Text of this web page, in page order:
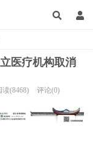
医疗机构取消
读(8468) 评论(0)